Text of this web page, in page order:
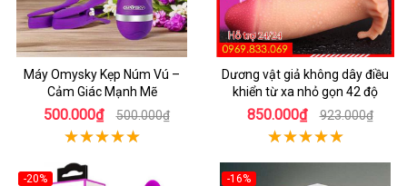
Máy Omysky Kẹp Núm Vú –
Cảm Giác Mạnh Mẽ
500.000₫ 500.000₫
Dương vật giả không dây điều
khiển từ xa nhỏ gọn 42 độ
850.000₫ 923.000₫
-20% -16%